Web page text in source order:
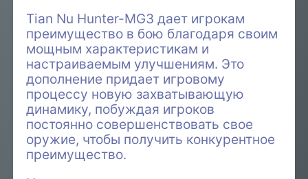
Tian Nu Hunter-MG3 дает игрокам
преимущество в бою благодаря своим
мощным характеристикам и
настраиваемым улучшениям. Это
дополнение придает игровому
процессу новую захватывающую
динамику, побуждая игроков
постоянно совершенствовать свое
оружие, чтобы получить конкурентное
преимущество.